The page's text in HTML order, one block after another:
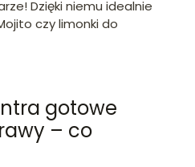
Dzięki niemu idealnie
czy limonki do
gotowe
– co